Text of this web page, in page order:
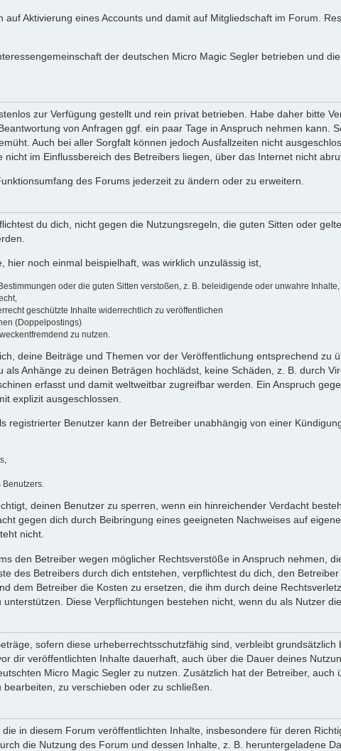
Aktivierung eines Accounts und damit auf Mitgliedschaft im Forum.
der deutschen Micro Magic Segler betrieben und
zur Verfügung gestellt und rein privat betrieben. Habe daher bitte
von Anfragen ggf. ein paar Tage in Anspruch nehmen kann.
Auch bei aller Sorgfalt können jedoch Ausfallzeiten nicht
im Einflussbereich des Betreibers liegen, über das Internet nicht
des Forums jederzeit zu ändern oder zu erweitern.
du dich, nicht gegen die Nutzungsregeln, die guten Sitten oder
hier noch einmal beispielhaft, was wirklich unzulässig ist,
oder die guten Sitten verstoßen, z. B. beleidigende oder unwahre Inhalte,
geschützte Inhalte widerrechtlich zu veröffentlichen
(Doppelpostings)
zu nutzen.
deine Beiträge und Themen vor der Veröffentlichung entsprechend zu
Anhänge zu deinen Beträgen hochlädst, keine Schäden, z. B. durch
erfasst und damit weltweitbar zugreifbar werden. Ein Anspruch
explizit ausgeschlossen.
registrierter Benutzer kann der Betreiber unabhängig von einer
Benutzers.
deinen Benutzer zu sperren, wenn ein hinreichender Verdacht
gegen dich durch Beibringung eines geeigneten Nachweises auf
nicht.
den Betreiber wegen möglicher Rechtsverstöße in Anspruch nehmen,
des Betreibers durch dich entstehen, verpflichtest du dich, den
dem Betreiber die Kosten zu ersetzen, die ihm durch deine
Diese Verpflichtungen bestehen nicht, wenn du als Nutzer
sofern diese urheberrechtsschutzfähig sind, verbleibt
dir veröffentlichten Inhalte dauerhaft, auch über die Dauer deines
Micro Magic Segler zu nutzen. Zusätzlich hat der Betreiber,
zu verschieben oder zu schließen.
in diesem Forum veröffentlichten Inhalte, insbesondere für deren
die Nutzung des Forum und dessen Inhalte, z. B. heruntergeladene